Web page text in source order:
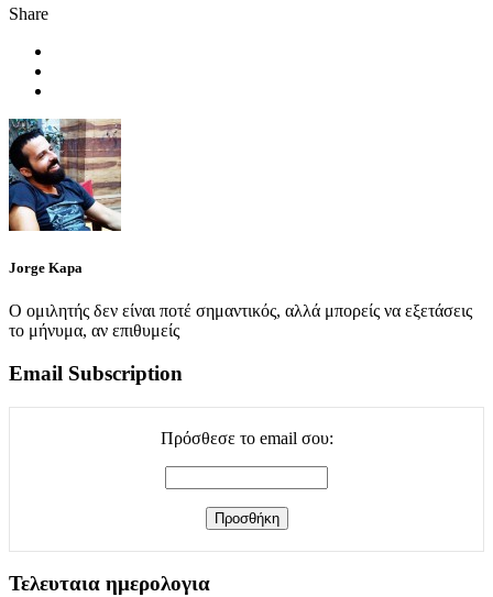
Share
Jorge Kapa
Ο ομιλητής δεν είναι ποτέ σημαντικός, αλλά μπορείς να εξετάσεις
το μήνυμα, αν επιθυμείς
Email Subscription
Πρόσθεσε το email σου:
Τελευταια ημερολογια